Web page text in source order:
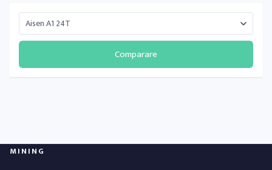
Comparare
MINING